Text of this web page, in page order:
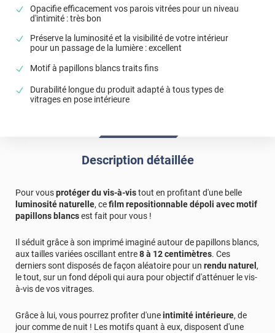
Opacifie efficacement vos parois vitrées pour un niveau
d'intimité : très bon
Préserve la luminosité et la visibilité de votre intérieur
pour un passage de la lumière : excellent
Motif à papillons blancs traits fins
Durabilité longue du produit adapté à tous types de
vitrages en pose intérieure
permet une pose aisée et un joli visuel
l'apprecie la qualité et le choix
*****
Il y a 1850 jours
*****
Il y a 1885 jours
Il y a 1890 jours
qualité et trés trés satisfaite aucun soucis coupe parfaite
*****
Il y a 1980 jours
Film autocollant motif papillons.
*****Il y a 1909 jours
Ce film est exactement ce qu'il représentait sur le site et
donc ma commande me donne entière satisfaction
*****
Il y a 1752 jours
Description détaillée
Pour vousprotéger du vis-à-vistout en profitant d'une belle
luminosité naturelle, cefilm repositionnable dépoli avec motif
papillons blancsest fait pour vous !
Il séduit grâce à son imprimé imaginé autour de papillons blancs,
aux tailles variées oscillant entre8 à 12 centimètres. Ces
derniers sont disposés de façon aléatoire pour un rendu naturel ,
le tout, sur un fond dépoli qui aura pour objectif d'atténuer le vis-
à-vis de vos vitrages.
Grâce à lui, vous pourrez profiter d'uneintimité intérieure, de
jour comme de nuit ! Les motifs quant à eux, disposent d'une